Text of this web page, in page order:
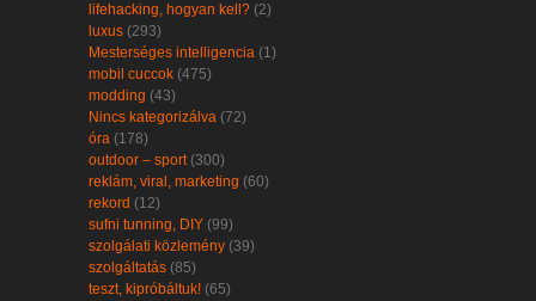
lifehacking, hogyan kell? (2)
luxus (293)
Mesterséges intelligencia (1)
mobil cuccok (475)
modding (43)
Nincs kategorizálva (72)
óra (178)
outdoor – sport(300)
reklám, viral, marketing (60)
rekord (12)
sufni tunning, DIY (99)
szolgálati közlemény (39)
szolgáltatás (85)
teszt, kipróbáltuk! (65)